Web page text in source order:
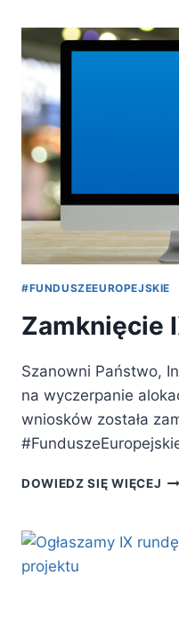
#FUNDUSZEEUROPEJSKIE
Zamknięcie
Szanowni Państwo,
na wyczerpanie
wniosków została
DOWIEDZ SIĘ WIĘCEJ